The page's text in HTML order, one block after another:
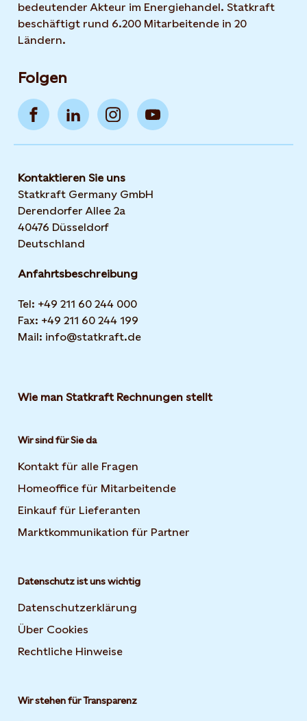
bedeutender Akteur im Energiehandel. Statkraft
beschäftigt rund 6.200 Mitarbeitende in 20
Ländern.
Folgen
Kontaktieren Sie uns
Statkraft Germany GmbH
Derendorfer Allee 2a
40476 Düsseldorf
Deutschland
Anfahrtsbeschreibung
Tel: +49 211 60 244 000
Fax: +49 211 60 244 199
Mail: info@statkraft.de
Wie man Statkraft Rechnungen stellt
Wir sind für Sie da
Kontakt für alle Fragen
Homeoffice für Mitarbeitende
Einkauf für Lieferanten
Marktkommunikation für Partner
Datenschutz ist uns wichtig
Datenschutzerklärung
Über Cookies
Rechtliche Hinweise
Wir stehen für Transparenz